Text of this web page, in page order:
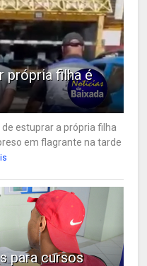
própria filha é
estuprar a própria filha
em flagrante na tarde
para cursos